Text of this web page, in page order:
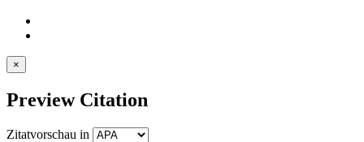
×
Preview Citation
Zitatvorschau in